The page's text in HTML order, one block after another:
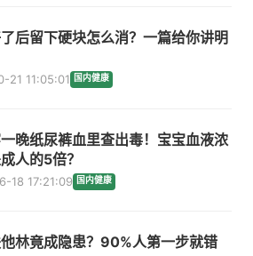
后留下硬块怎么消？一篇给你讲明
21 11:05:01 国内健康
晚纸尿裤血里查出毒！宝宝血液浓
人的5倍？
18 17:21:09 国内健康
林竟成隐患？90%人第一步就错